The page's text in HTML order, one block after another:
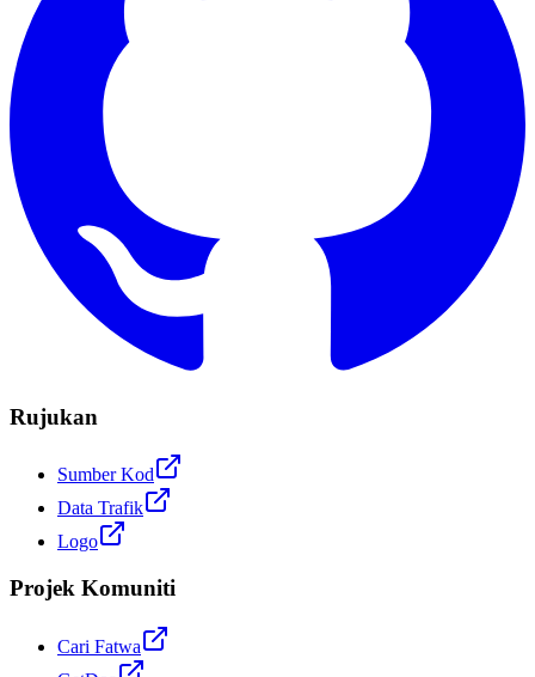
Rujukan
Sumber Kod
Data Trafik
Logo
Projek Komuniti
Cari Fatwa